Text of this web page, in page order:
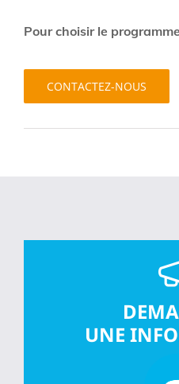
Pour choisir le
CONTACTEZ-NOUS
UNE